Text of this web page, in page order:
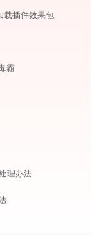
载插件效果包
霸
理办法